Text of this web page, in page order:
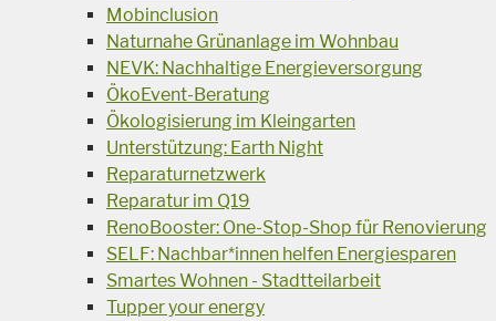
Mobinclusion
Naturnahe Grünanlage im Wohnbau
NEVK: Nachhaltige Energieversorgung
ÖkoEvent-Beratung
Ökologisierung im Kleingarten
Unterstützung: Earth Night
Reparaturnetzwerk
Reparatur im Q19
RenoBooster: One-Stop-Shop für Renovierung
SELF: Nachbar*innen helfen Energiesparen
Smartes Wohnen - Stadtteilarbeit
Tupper your energy